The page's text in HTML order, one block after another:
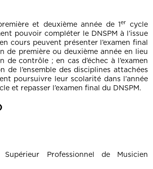
et deuxième année de 1er
cycle
pouvoir compléter le DNSPM à l’issue
cours peuvent présenter l’examen final
de première ou deuxième année en lieu
de contrôle ; en cas d’échec à l’examen
de l’ensemble des disciplines attachées
poursuivre leur scolarité dans l’année
et repasser l’examen final du DNSPM.
Supérieur Professionnel de Musicien